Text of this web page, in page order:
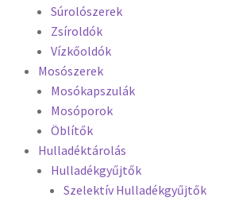
Súrolószerek
Zsíroldók
Vízkőoldók
Mosószerek
Mosókapszulák
Mosóporok
Öblítők
Hulladéktárolás
Hulladékgyűjtők
Szelektív Hulladékgyűjtők